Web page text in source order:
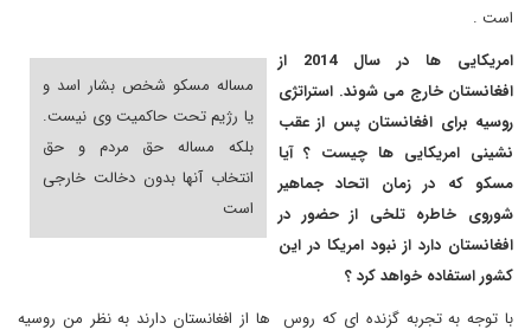
است .
مساله مسکو شخص بشار اسد و
یا رژیم تحت حاکمیت وی نیست.
بلکه مساله حق مردم و حق
انتخاب آنها بدون دخالت خارجی
است
امریکایی ها در سال 2014 از
افغانستان خارج می شوند. استراتژی
روسیه برای افغانستان پس از عقب
نشینی امریکایی ها چیست ؟ آیا
مسکو که در زمان اتحاد جماهیر
شوروی خاطره تلخی از حضور در
افغانستان دارد از نبود امریکا در این
کشور استفاده خواهد کرد ؟
با توجه به تجربه گزنده ای که روس ها از افغانستان دارند به نظر من روسیه